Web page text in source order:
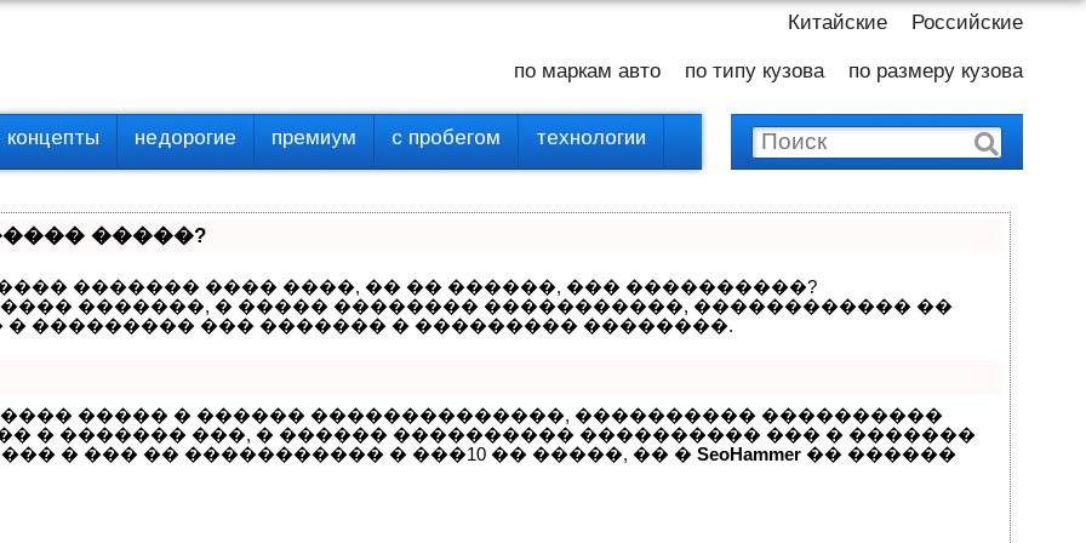
Китайские Российские
по маркам авто по типу кузова по размеру кузова
концепты недорогие премиум с пробегом технологии
�����?
������� ���� ����, �� �� ������, ��� ����������?
�������, � ����� �������� �����������, ������������ ��
��������� ��� ������� � ��������� ��������.
����� � ������ ��������������, ���������� ����������
� ������� ���, � ������ ���������� ���������� ��� � �������
� ��� �� ����������� � ���10 �� �����, �� � SeoHammer �� ������